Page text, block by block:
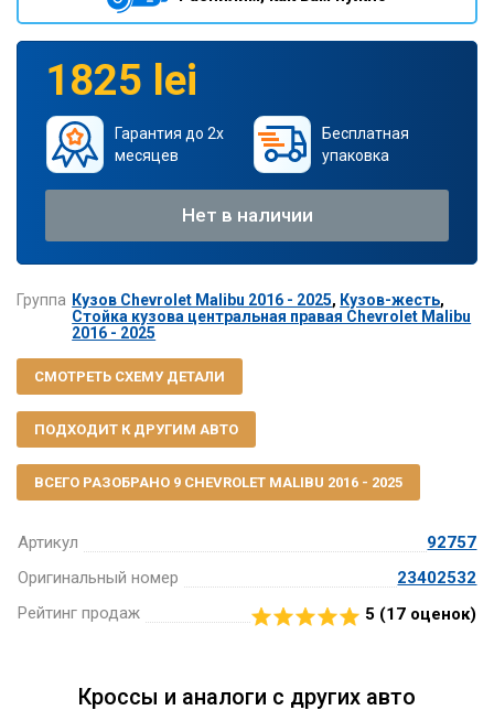
Артикул
92757
Оригинальный номер
23402532
Рейтинг продаж
5 (17 оценок)
1825 lei
Гарантия до 2х
месяцев
Бесплатная
упаковка
Нет в наличии
Группа Кузов Chevrolet Malibu 2016 - 2025, Кузов-жесть,
Стойка кузова центральная правая Chevrolet Malibu
2016 - 2025
СМОТРЕТЬ СХЕМУ ДЕТАЛИ
ПОДХОДИТ К ДРУГИМ АВТО
ВСЕГО РАЗОБРАНО 9 CHEVROLET MALIBU 2016 - 2025
Кроссы и аналоги с других авто